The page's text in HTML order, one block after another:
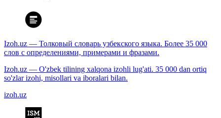
Izoh.uz — Толковый словарь узбекского языка. Более 35 000
слов с определениями, примерами и фразами.
Izoh.uz — O'zbek tilining xalqona izohli lug'ati. 35 000 dan ortiq
so'zlar izohi, misollari va iboralari bilan.
izoh.uz